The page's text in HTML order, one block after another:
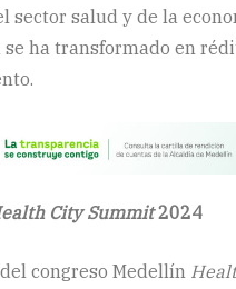
sector salud y de la
se ha transformado en
City Summit2024
congreso Medellín